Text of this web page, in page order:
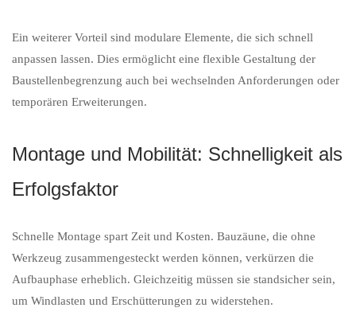
Ein weiterer Vorteil sind modulare Elemente, die sich schnell
anpassen lassen. Dies ermöglicht eine flexible Gestaltung der
Baustellenbegrenzung auch bei wechselnden Anforderungen oder
temporären Erweiterungen.
Montage und Mobilität: Schnelligkeit als
Erfolgsfaktor
Schnelle Montage spart Zeit und Kosten. Bauzäune, die ohne
Werkzeug zusammengesteckt werden können, verkürzen die
Aufbauphase erheblich. Gleichzeitig müssen sie standsicher sein,
um Windlasten und Erschütterungen zu widerstehen.